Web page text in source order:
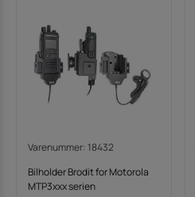
Varenummer: 18432
Bilholder Brodit for Motorola
MTP3xxx serien